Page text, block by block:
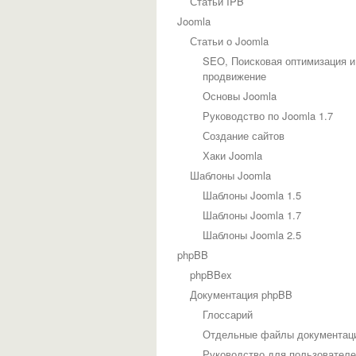
Joomla
Статьи о Joomla
SEO, Поисковая оптимизация и
продвижение
Основы Joomla
Руководство по Joomla 1.7
Создание сайтов
Хаки Joomla
Шаблоны Joomla
Шаблоны Joomla 1.5
Шаблоны Joomla 1.7
Шаблоны Joomla 2.5
phpBB
phpBBex
Документация phpBB
Глоссарий
Отдельные файлы